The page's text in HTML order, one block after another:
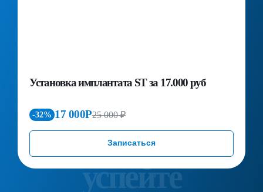
Установка имплантата ST за 17.000 руб
-32% 17 000Р25 000 ₽
Записаться